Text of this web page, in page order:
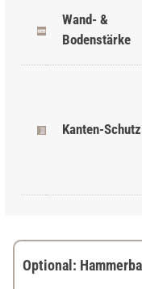
Wand- &
Bodenstärke
Kanten-Schutz
Optional: